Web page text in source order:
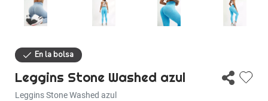
Leggins Stone Washed azul
Leggins Stone Washed azul